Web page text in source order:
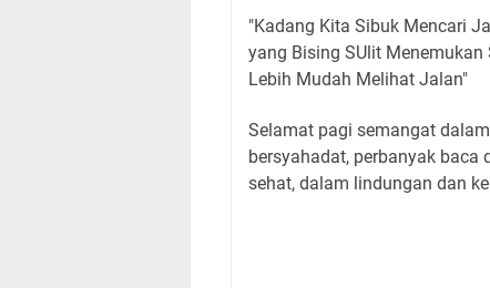
"Kadang Kita Sibuk Mencari
yang Bising SUlit
Lebih Mudah Melihat Jalan"
Selamat pagi semangat
bersyahadat, perbanyak baca
sehat, dalam lindungan dan